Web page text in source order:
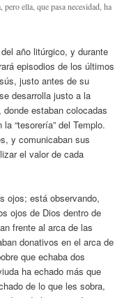
pero ella, que pasa necesidad, ha
año litúrgico, y durante
episodios de los últimos
justo antes de su
desarrolla justo a la
estaban colocadas
“tesorería” del Templo.
y comunicaban sus
el valor de cada
ojos; está observando,
ojos de Dios dentro de
frente al arca de las
donativos en el arca de
que echaba dos
ha echado más que
de lo que les sobra,